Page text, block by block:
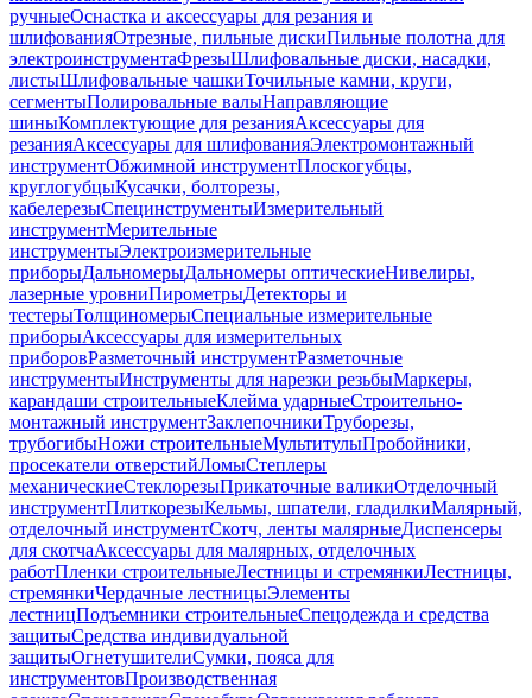
ручныеОснастка и аксессуары для резания и
шлифованияОтрезные, пильные дискиПильные полотна для
электроинструментаФрезыШлифовальные диски, насадки,
листыШлифовальные чашкиТочильные камни, круги,
сегментыПолировальные валыНаправляющие
шиныКомплектующие для резанияАксессуары для
резанияАксессуары для шлифованияЭлектромонтажный
инструментОбжимной инструментПлоскогубцы,
круглогубцыКусачки, болторезы,
кабелерезыСпецинструментыИзмерительный
инструментМерительные
инструментыЭлектроизмерительные
приборыДальномерыДальномеры оптическиеНивелиры,
лазерные уровниПирометрыДетекторы и
тестерыТолщиномерыСпециальные измерительные
приборыАксессуары для измерительных
приборовРазметочный инструментРазметочные
инструментыИнструменты для нарезки резьбыМаркеры,
карандаши строительныеКлейма ударныеСтроительно-
монтажный инструментЗаклепочникиТруборезы,
трубогибыНожи строительныеМультитулыПробойники,
просекатели отверстийЛомыСтеплеры
механическиеСтеклорезыПрикаточные валикиОтделочный
инструментПлиткорезыКельмы, шпатели, гладилкиМалярный,
отделочный инструментСкотч, ленты малярныеДиспенсеры
для скотчаАксессуары для малярных, отделочных
работПленки строительныеЛестницы и стремянкиЛестницы,
стремянкиЧердачные лестницыЭлементы
лестницПодъемники строительныеСпецодежда и средства
защитыСредства индивидуальной
защитыОгнетушителиСумки, пояса для
инструментовПроизводственная